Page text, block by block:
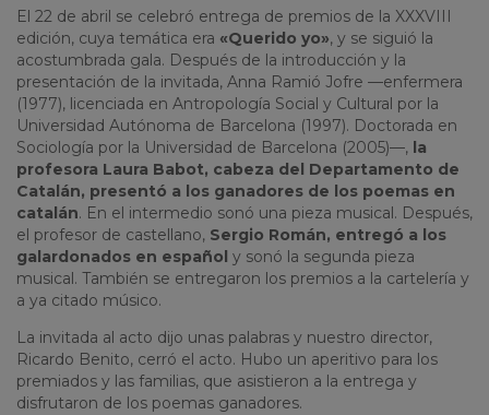
El 22 de abril se celebró entrega de premios de la XXXVIII
edición, cuya temática era «Querido yo», y se siguió la
acostumbrada gala. Después de la introducción y la
presentación de la invitada, Anna Ramió Jofre —enfermera
(1977), licenciada en Antropología Social y Cultural por la
Universidad Autónoma de Barcelona (1997). Doctorada en
Sociología por la Universidad de Barcelona (2005)—, la
profesora Laura Babot, cabeza del Departamento de
Catalán, presentó a los ganadores de los poemas en
catalán. En el intermedio sonó una pieza musical. Después,
el profesor de castellano, Sergio Román, entregó a los
galardonados en español y sonó la segunda pieza
musical. También se entregaron los premios a la cartelería y
a ya citado músico.
La invitada al acto dijo unas palabras y nuestro director,
Ricardo Benito, cerró el acto. Hubo un aperitivo para los
premiados y las familias, que asistieron a la entrega y
disfrutaron de los poemas ganadores.